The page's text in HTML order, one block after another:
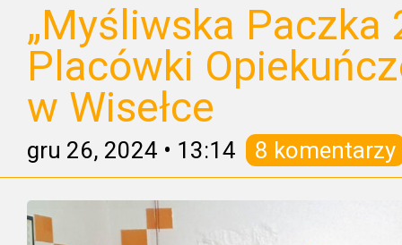
„Myśliwska Paczka
Placówki
w Wisełce
gru 26, 2024 • 13:14 8 komentarzy